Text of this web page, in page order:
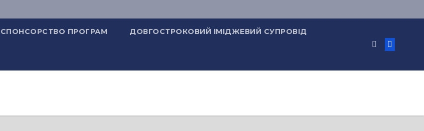
СПОНСОРСТВО ПРОГРАМ ДОВГОСТРОКОВИЙ ІМІДЖЕВИЙ СУПРОВІД